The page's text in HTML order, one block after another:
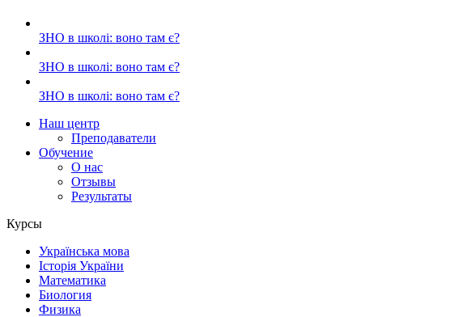
ЗНО в школі: воно там є?
ЗНО в школі: воно там є?
ЗНО в школі: воно там є?
Наш центр
Преподаватели
Обучение
О нас
Отзывы
Результаты
Курсы
Українська мова
Історія України
Математика
Биология
Физика